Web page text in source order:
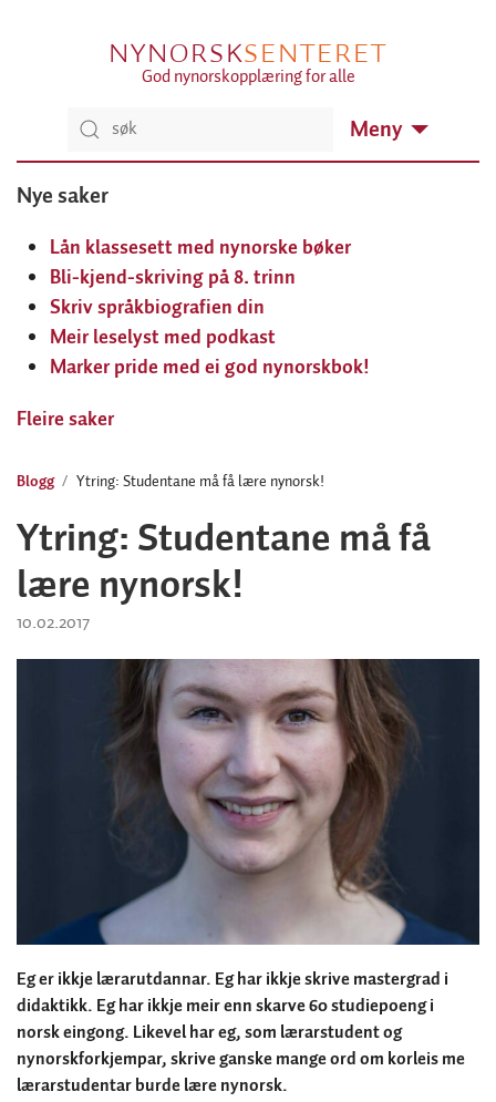
NYNORSKSENTERET
God nynorskopplæring for alle
Meny
Nye saker
Lån klassesett med nynorske bøker
Bli-kjend-skriving på 8. trinn
Skriv språkbiografien din
Meir leselyst med podkast
Marker pride med ei god nynorskbok!
Fleire saker
Blogg Ytring: Studentane må få lære nynorsk!
Ytring: Studentane må få
lære nynorsk!
10.02.2017
Eg er ikkje lærarutdannar. Eg har ikkje skrive mastergrad i
didaktikk. Eg har ikkje meir enn skarve 60 studiepoeng i
norsk eingong. Likevel har eg, som lærarstudent og
nynorskforkjempar, skrive ganske mange ord om korleis me
lærarstudentar burde lære nynorsk.